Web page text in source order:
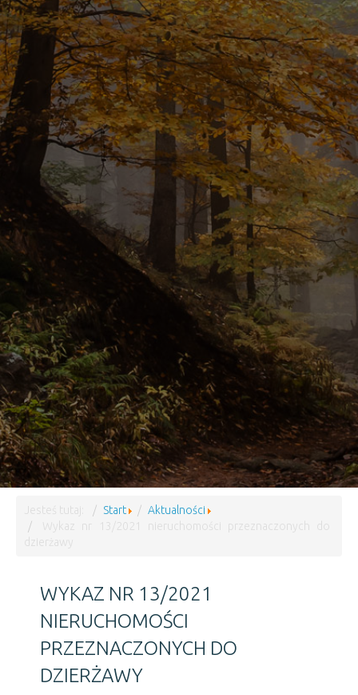
Jesteś tutaj: Start
Aktualności
Wykaz nr 13/2021 nieruchomości przeznaczonych do
dzierżawy
WYKAZ NR 13/2021
NIERUCHOMOŚCI
PRZEZNACZONYCH DO
DZIERŻAWY